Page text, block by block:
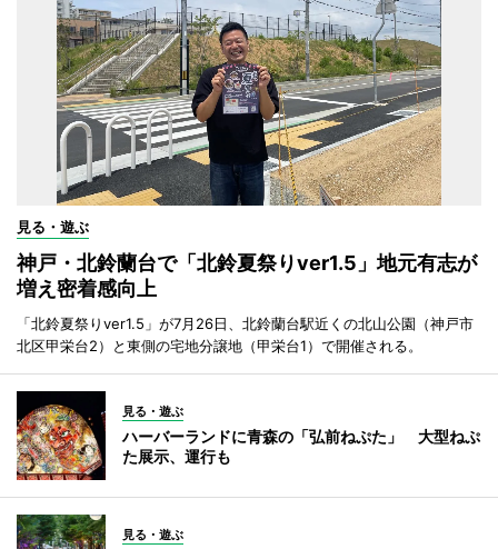
見る・遊ぶ
神戸・北鈴蘭台で「北鈴夏祭りver1.5」地元有志が
増え密着感向上
「北鈴夏祭りver1.5」が7月26日、北鈴蘭台駅近くの北山公園（神戸市
北区甲栄台2）と東側の宅地分譲地（甲栄台1）で開催される。
見る・遊ぶ
ハーバーランドに青森の「弘前ねぷた」 大型ねぷ
た展示、運行も
見る・遊ぶ